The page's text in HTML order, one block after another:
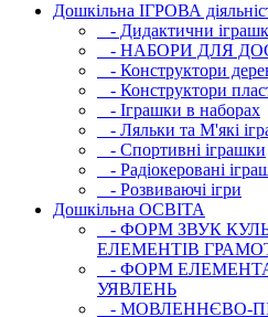
Дошкільна ІГРОВА
- Дидактични
- НАБОРИ ДЛЯ
- Конструктори
- Конструктори
- Іграшки в наборах
- Ляльки та М'які
- Спортивні іграшки
- Радіокеровані
- Розвиваючі ігри
Дошкільна ОСВIТА
- ФОРМ ЗВУК
ЕЛЕМЕНТІВ
- ФОРМ
УЯВЛЕНЬ
- МОВЛЕННЄВО-